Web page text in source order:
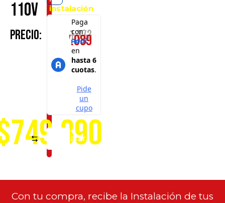
110V
Precio: 1.611.372
777.089
instalación
en
cualquiera
nuestros
puntos
de
servicio
nacional
Comparar
Con tu compra, recibe la Instalación de tus